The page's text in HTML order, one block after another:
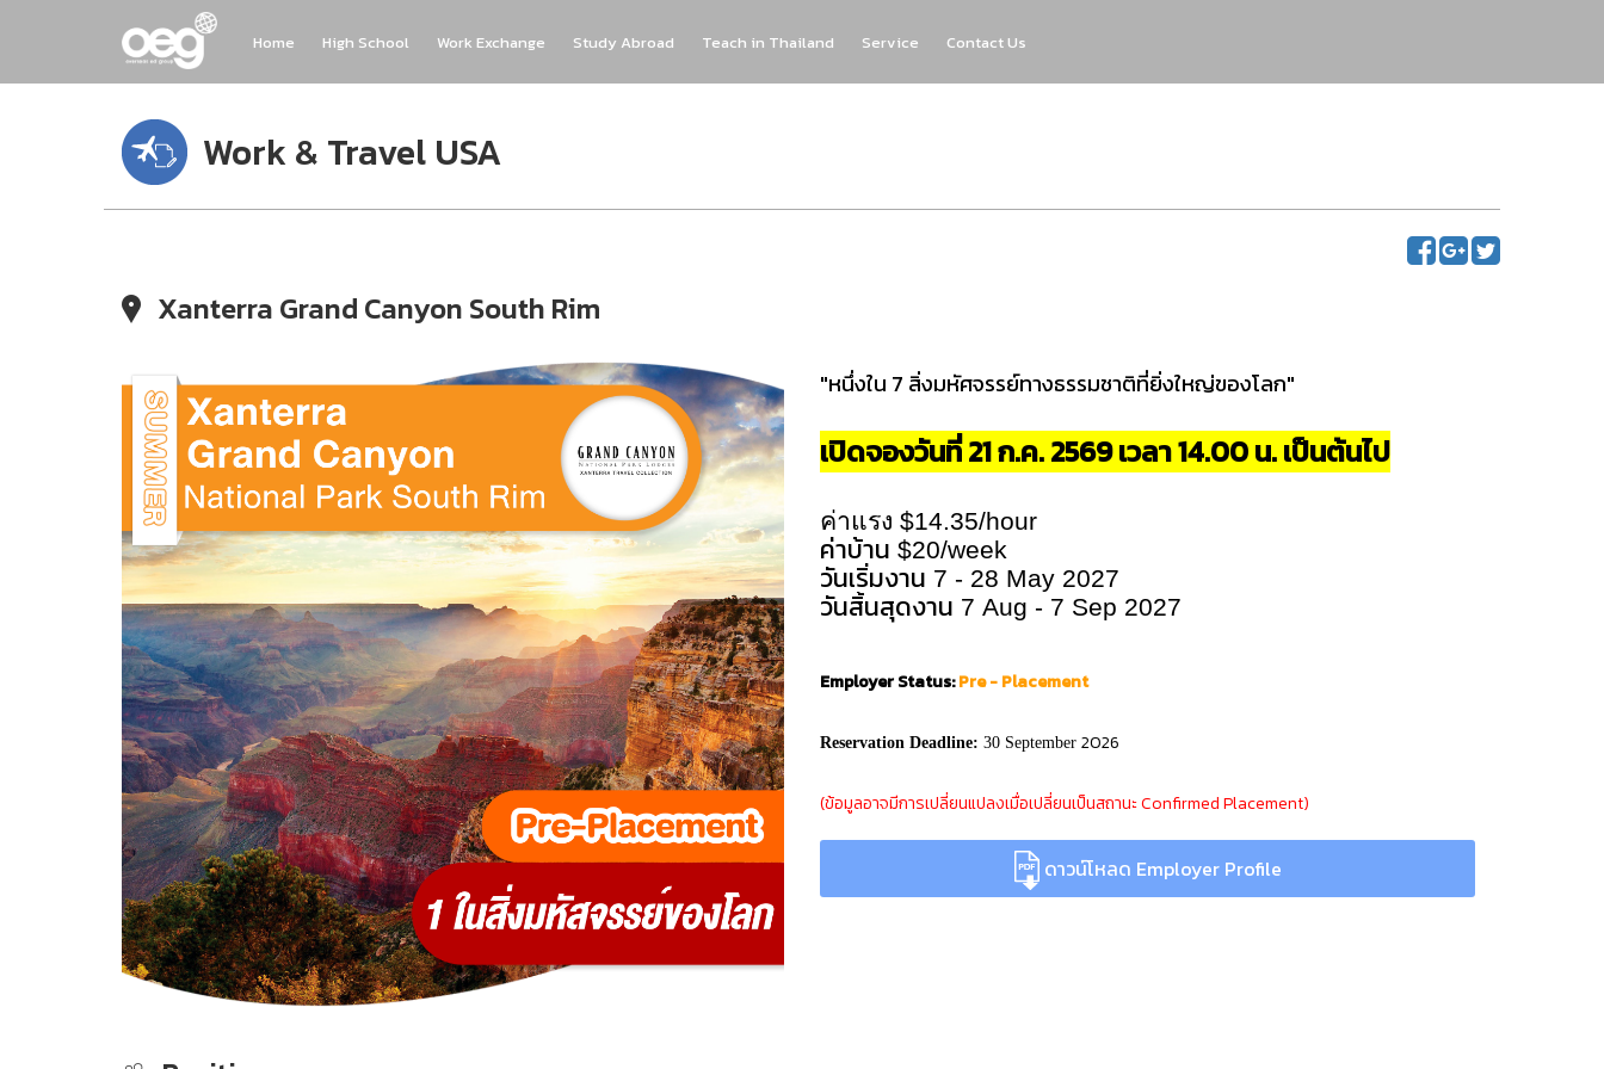
Home High School Work Exchange Study Abroad Teach in Thailand Service Contact Us
Work & Travel USA
Xanterra Grand Canyon South Rim
"หนึ่งใน 7 สิ่งมหัศจรรย์ทางธรรมชาติที่ยิ่งใหญ่ของโลก"
เปิดจองวันที่ 21 ก.ค. 2569 เวลา 14.00 น. เป็นต้นไป
ค่าแรง $14.35/hour
ค่าบ้าน $20/week
วันเริ่มงาน 7 - 28 May 2027
วันสิ้นสุดงาน 7 Aug - 7 Sep 2027
Employer Status:Pre- Placement
Reservation Deadline: 30 September 2026
(ข้อมูลอาจมีการเปลี่ยนแปลงเมื่อเปลี่ยนเป็นสถานะ Confirmed Placement)
ดาวน์โหลด Employer Profile